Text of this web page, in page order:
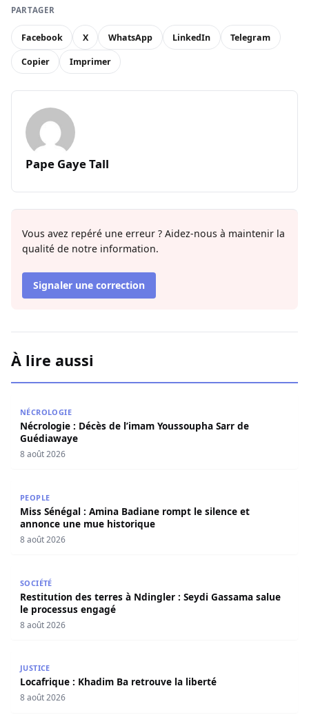
PARTAGER
Facebook X WhatsApp LinkedIn Telegram
Copier Imprimer
Pape Gaye Tall
Vous avez repéré une erreur ? Aidez-nous à maintenir la
qualité de notre information.
Signaler une correction
À lire aussi
NÉCROLOGIE
Nécrologie : Décès de l’imam Youssoupha Sarr de
Guédiawaye
8 août 2026
PEOPLE
Miss Sénégal : Amina Badiane rompt le silence et
annonce une mue historique
8 août 2026
SOCIÉTÉ
Restitution des terres à Ndingler : Seydi Gassama salue
le processus engagé
8 août 2026
JUSTICE
Locafrique : Khadim Ba retrouve la liberté
8 août 2026